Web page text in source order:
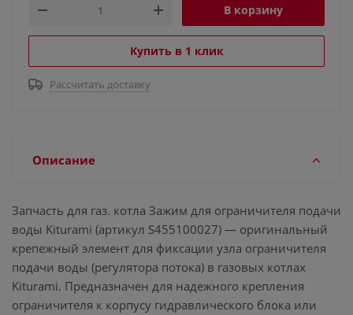
В корзину
Купить в 1 клик
Рассчитать доставку
Описание
Запчасть для газ. котла Зажим для ограничителя подачи
воды Kiturami (артикул S455100027) — оригинальный
крепежный элемент для фиксации узла ограничителя
подачи воды (регулятора потока) в газовых котлах
Kiturami. Предназначен для надежного крепления
ограничителя к корпусу гидравлического блока или